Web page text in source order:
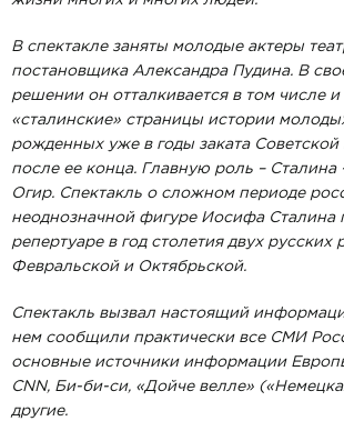
В спектакле заняты молодые актеры
постановщика Александра Пудина. В
решении он отталкивается в том числе и
«сталинские» страницы истории
рожденных уже в годы заката
после ее конца. Главную роль – Сталина
Огир. Спектакль о сложном периоде
неоднозначной фигуре Иосифа Сталина
репертуаре в год столетия двух русских
Февральской и Октябрьской.
Спектакль вызвал настоящий
нем сообщили практически все СМИ
основные источники информации
CNN, Би-би-си, «Дойче велле»
другие.